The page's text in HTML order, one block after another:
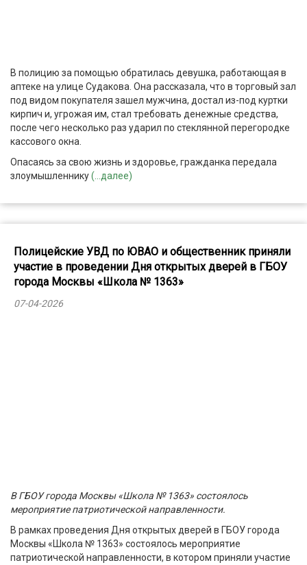
В полицию за помощью обратилась девушка, работающая в
аптеке на улице Судакова. Она рассказала, что в торговый зал
под видом покупателя зашел мужчина, достал из-под куртки
кирпич и, угрожая им, стал требовать денежные средства,
после чего несколько раз ударил по стеклянной перегородке
кассового окна.
Опасаясь за свою жизнь и здоровье, гражданка передала
злоумышленнику(...далее)
Полицейские УВД по ЮВАО и общественник приняли
участие в проведении Дня открытых дверей в ГБОУ
города Москвы «Школа № 1363»
07-04-2026
В ГБОУ города Москвы «Школа № 1363» состоялось
мероприятие патриотической направленности.
В рамках проведения Дня открытых дверей в ГБОУ города
Москвы «Школа № 1363» состоялось мероприятие
патриотической направленности, в котором приняли участие